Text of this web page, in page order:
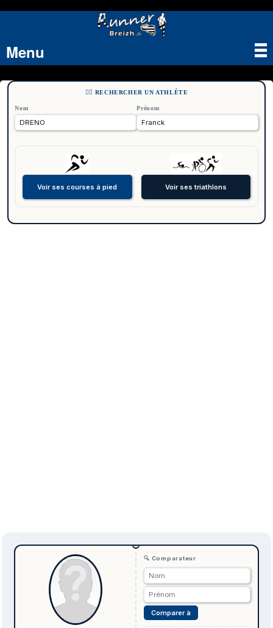
Menu
🏃‍♂️ RECHERCHER UN ATHLÈTE
Nom Prénom
🔍 Comparateur
Comparer à